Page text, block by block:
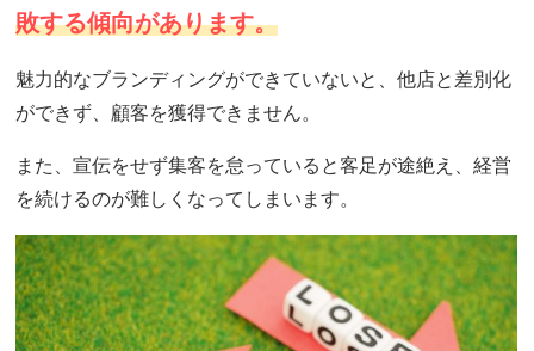
敗する傾向があります。
魅力的なブランディングができていないと、他店と差別化
ができず、顧客を獲得できません。
また、宣伝をせず集客を怠っていると客足が途絶え、経営
を続けるのが難しくなってしまいます。